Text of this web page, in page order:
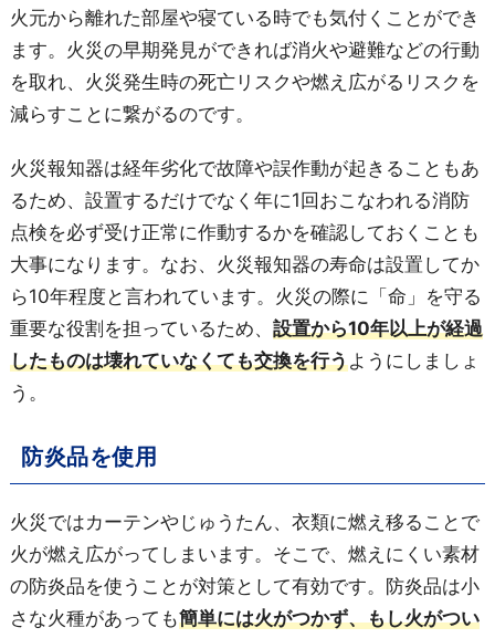
火元から離れた部屋や寝ている時でも気付くことができ
ます。火災の早期発見ができれば消火や避難などの行動
を取れ、火災発生時の死亡リスクや燃え広がるリスクを
減らすことに繋がるのです。
火災報知器は経年劣化で故障や誤作動が起きることもあ
るため、設置するだけでなく年に1回おこなわれる消防
点検を必ず受け正常に作動するかを確認しておくことも
大事になります。なお、火災報知器の寿命は設置してか
ら10年程度と言われています。火災の際に「命」を守る
重要な役割を担っているため、 設置から10年以上が経過
したものは壊れていなくても交換を行うようにしましょ
う。
防炎品を使用
火災ではカーテンやじゅうたん、衣類に燃え移ることで
火が燃え広がってしまいます。そこで、燃えにくい素材
の防炎品を使うことが対策として有効です。防炎品は小
さな火種があっても簡単には火がつかず、もし火がつい